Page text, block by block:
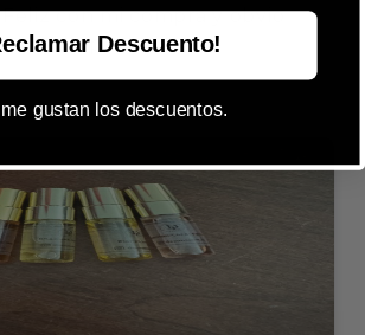
con mi compra y obvio
a pedir pronto!!!!
Descuento!
gustan los descuentos.